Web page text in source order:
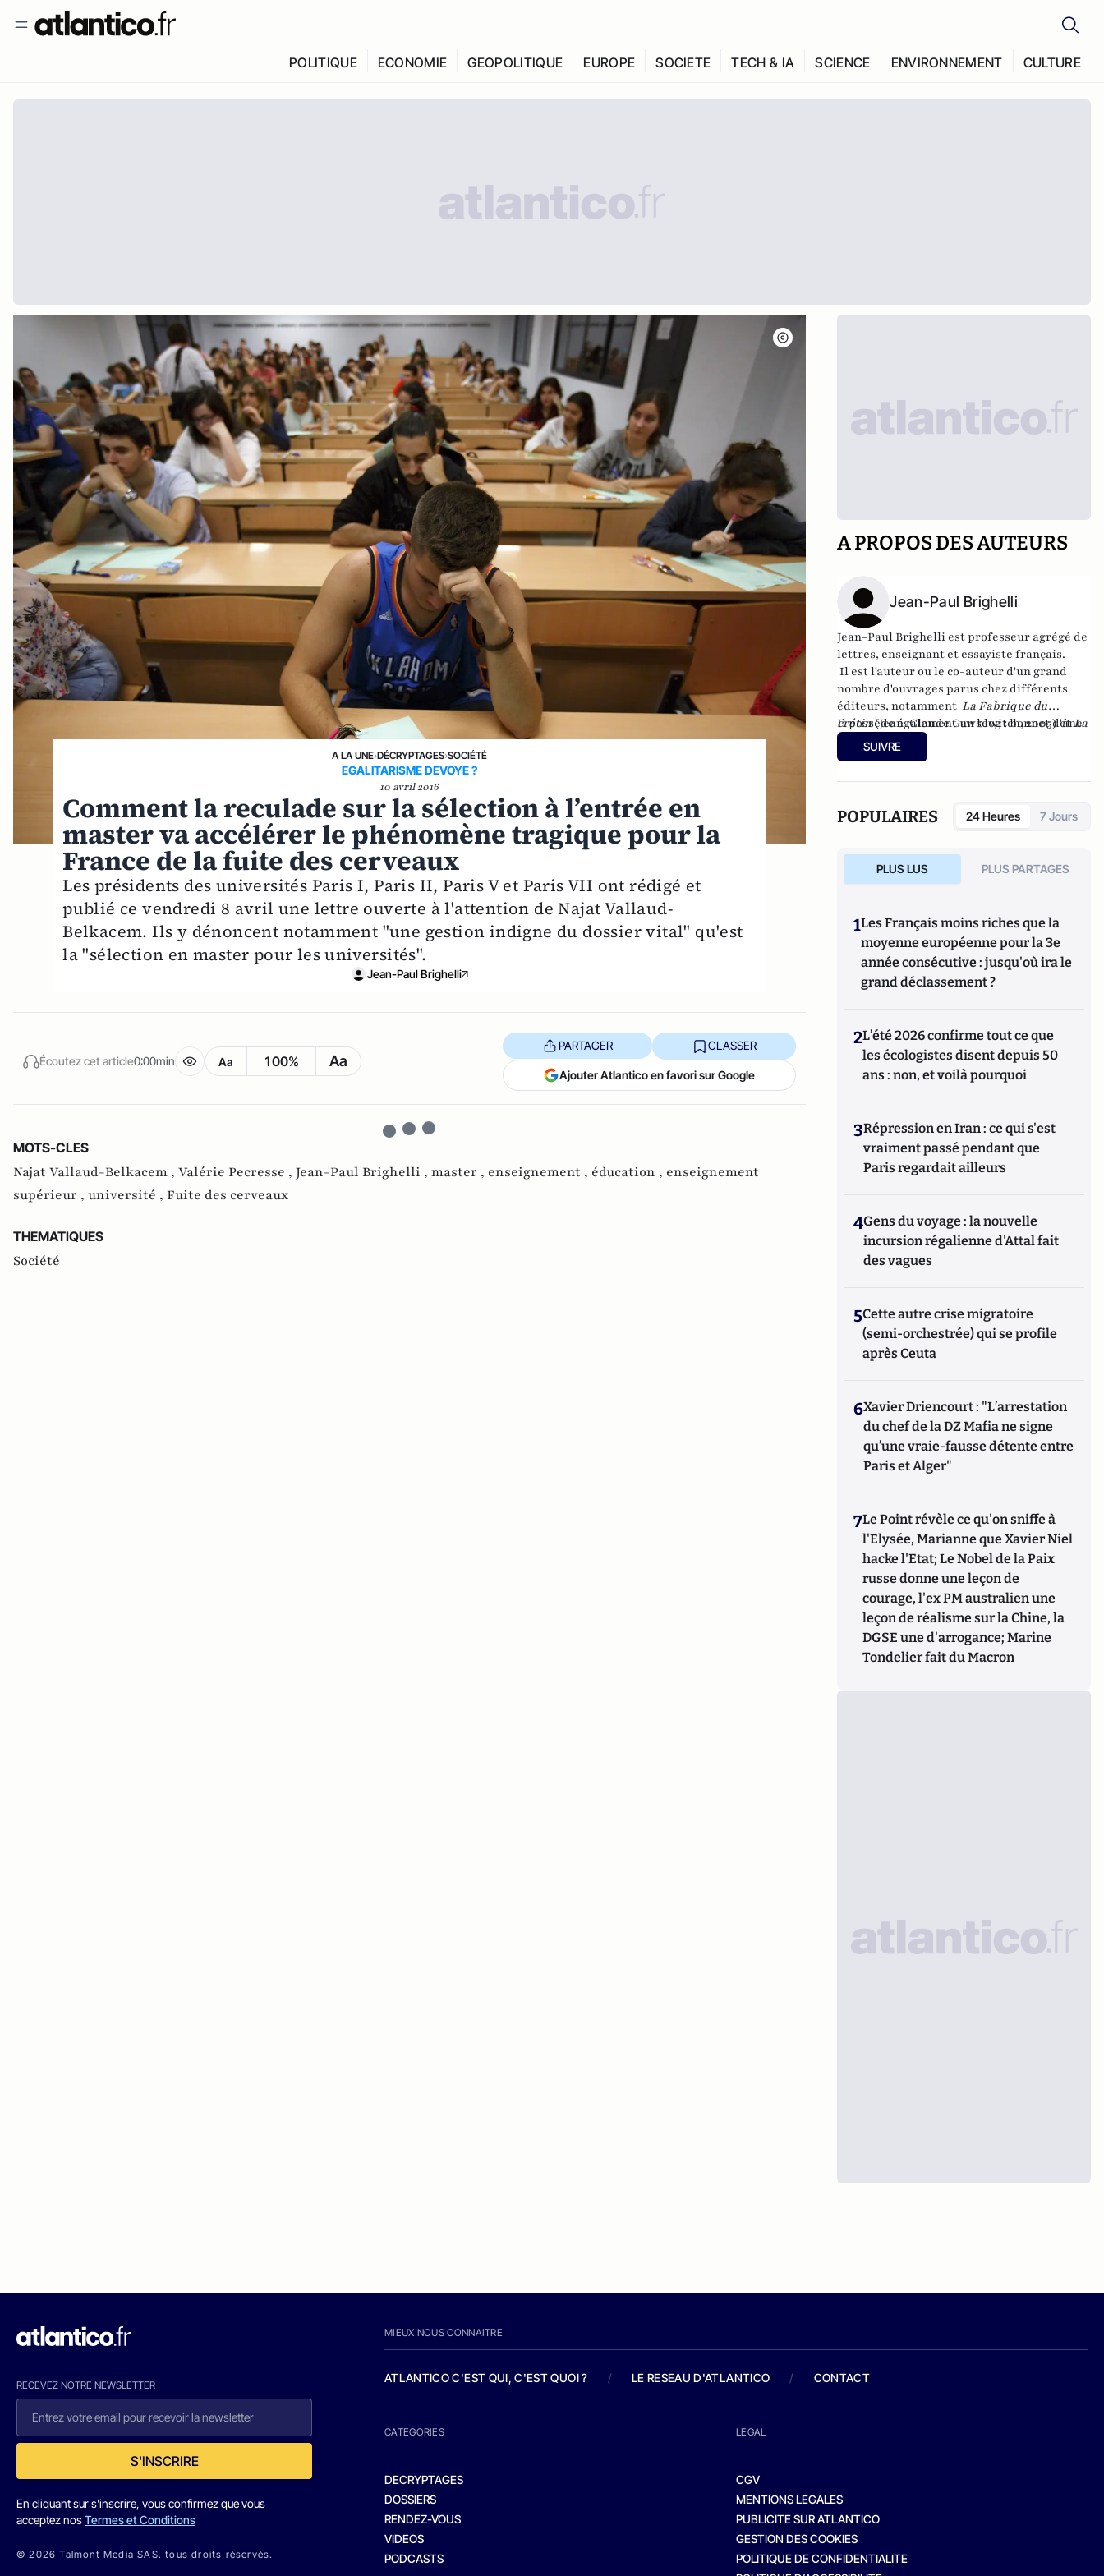
POLITIQUE ECONOMIE GEOPOLITIQUE EUROPE SOCIETE TECH & IA SCIENCE ENVIRONNEMENT CULTURE
A LA UNE›DÉCRYPTAGES›SOCIÉTÉ
EGALITARISME DEVOYE ?
10 avril 2016
Comment la reculade sur la sélection à l’entrée en
master va accélérer le phénomène tragique pour la
France de la fuite des cerveaux
Les présidents des universités Paris I, Paris II, Paris V et Paris VII ont rédigé et
publié ce vendredi 8 avril une lettre ouverte à l'attention de Najat Vallaud-
Belkacem. Ils y dénoncent notamment "une gestion indigne du dossier vital" qu'est
la "sélection en master pour les universités".
Jean-Paul Brighelli
Écoutez cet article0:00min Aa 100% Aa
PARTAGER CLASSER
Ajouter Atlantico en favori sur Google
MOTS-CLES
Najat Vallaud-Belkacem , Valérie Pecresse , Jean-Paul Brighelli , master , enseignement , éducation , enseignement
supérieur , université , Fuite des cerveaux
THEMATIQUES
Société
A PROPOS DES AUTEURS
Jean-Paul Brighelli
Jean-Paul Brighelli est professeur agrégé de
lettres, enseignant et essayiste français.
Il est l'auteur ou le co-auteur d'un grand
nombre d'ouvrages parus chez différents
éditeurs, notamment La Fabrique du
crétin(Jean-Claude Gawsewitch, 2005) etLa
société pornographique
Il possède également un blog :bonnet d'âne
SUIVRE
POPULAIRES 24 Heures 7 Jours
PLUS LUS PLUS PARTAGES
1Les Français moins riches que la
moyenne européenne pour la 3e
année consécutive : jusqu'où ira le
grand déclassement ?
2L’été 2026 confirme tout ce que
les écologistes disent depuis 50
ans : non, et voilà pourquoi
3Répression en Iran : ce qui s'est
vraiment passé pendant que
Paris regardait ailleurs
4Gens du voyage : la nouvelle
incursion régalienne d'Attal fait
des vagues
5Cette autre crise migratoire
(semi-orchestrée) qui se profile
après Ceuta
6Xavier Driencourt : "L’arrestation
du chef de la DZ Mafia ne signe
qu’une vraie-fausse détente entre
Paris et Alger"
7Le Point révèle ce qu'on sniffe à
l'Elysée, Marianne que Xavier Niel
hacke l'Etat; Le Nobel de la Paix
russe donne une leçon de
courage, l'ex PM australien une
leçon de réalisme sur la Chine, la
DGSE une d'arrogance; Marine
Tondelier fait du Macron
RECEVEZ NOTRE NEWSLETTER
S'INSCRIRE
En cliquant sur s'inscrire, vous confirmez que vous
acceptez nosTermes et Conditions
© 2026 Talmont Media SAS. tous droits réservés.
MIEUX NOUS CONNAITRE
ATLANTICO C'EST QUI, C'EST QUOI ? / LE RESEAU D'ATLANTICO / CONTACT
CATEGORIES
DECRYPTAGES
DOSSIERS
RENDEZ-VOUS
VIDEOS
PODCASTS
LEGAL
CGV
MENTIONS LEGALES
PUBLICITE SUR ATLANTICO
GESTION DES COOKIES
POLITIQUE DE CONFIDENTIALITE